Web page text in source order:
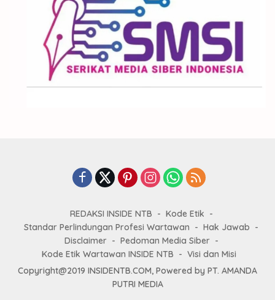
REDAKSI INSIDE NTB
Kode Etik
Standar Perlindungan Profesi Wartawan
Hak Jawab
Disclaimer
Pedoman Media Siber
Kode Etik Wartawan INSIDE NTB
Visi dan Misi
Copyright@2019 INSIDENTB.COM, Powered by PT. AMANDA
PUTRI MEDIA